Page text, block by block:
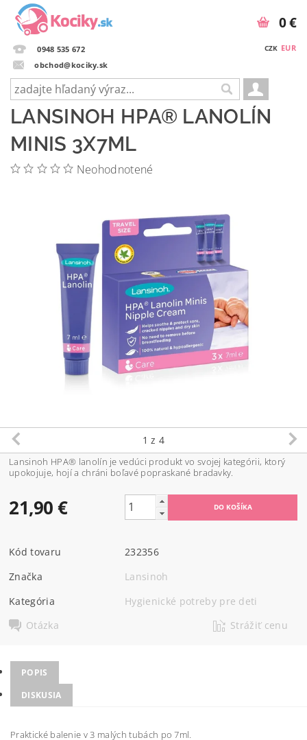
0948 535 672
obchod@kociky.sk
CZK EUR
0 €
LANSINOH HPA® LANOLÍN
MINIS 3X7ML
Neohodnotené
1 z 4
Lansinoh HPA® lanolín je vedúci produkt vo svojej kategórii, ktorý
upokojuje, hojí a chráni boľavé popraskané bradavky.
21,90 €
Kód tovaru
232356
Značka
Lansinoh
Kategória
Hygienické potreby pre deti
Otázka
Strážiť cenu
POPIS
DISKUSIA
Praktické balenie v 3 malých tubách po 7ml.